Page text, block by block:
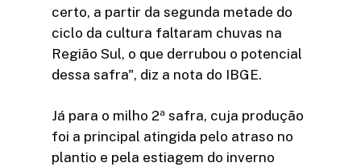
certo, a partir da segunda metade do
ciclo da cultura faltaram chuvas na
Região Sul, o que derrubou o potencial
dessa safra", diz a nota do IBGE.
Já para o milho 2ª safra, cuja produção
foi a principal atingida pelo atraso no
plantio e pela estiagem do inverno